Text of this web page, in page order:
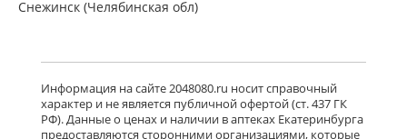
Нет в аптеках города
Кларотадин (таблетки 10 мг N7)
Акрихин ХФК ОАО - Россия
Московская область, Нагинский р-н,
Старая Купавна
Снежинск (Челябинская обл)
Информация на сайте 2048080.ru носит справочный
характер и не является публичной офертой (ст. 437 ГК
РФ). Данные о ценах и наличии в аптеках Екатеринбурга
предоставляются сторонними организациями, которые